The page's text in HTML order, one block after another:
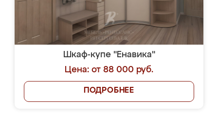
Шкаф-купе "Енавика"
Цена: от 88 000 руб.
ПОДРОБНЕЕ